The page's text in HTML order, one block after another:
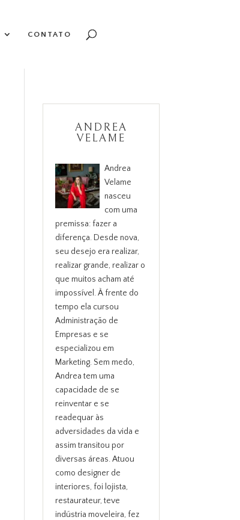
CONTATO
ANDREA
VELAME
Andrea
Velame
nasceu
com uma
premissa: fazer a
diferença. Desde nova,
seu desejo era realizar,
realizar grande, realizar o
que muitos acham até
impossível. À frente do
tempo ela cursou
Administração de
Empresas e se
especializou em
Marketing. Sem medo,
Andrea tem uma
capacidade de se
reinventar e se
readequar às
adversidades da vida e
assim transitou por
diversas áreas. Atuou
como designer de
interiores, foi lojista,
restaurateur, teve
indústria moveleira, fez